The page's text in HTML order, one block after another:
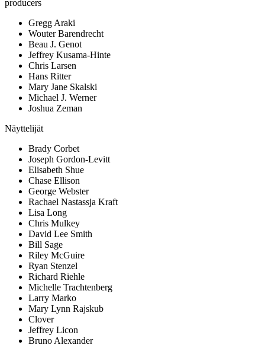
producers
Gregg Araki
Wouter Barendrecht
Beau J. Genot
Jeffrey Kusama-Hinte
Chris Larsen
Hans Ritter
Mary Jane Skalski
Michael J. Werner
Joshua Zeman
Näyttelijät
Brady Corbet
Joseph Gordon-Levitt
Elisabeth Shue
Chase Ellison
George Webster
Rachael Nastassja Kraft
Lisa Long
Chris Mulkey
David Lee Smith
Bill Sage
Riley McGuire
Ryan Stenzel
Richard Riehle
Michelle Trachtenberg
Larry Marko
Mary Lynn Rajskub
Clover
Jeffrey Licon
Bruno Alexander